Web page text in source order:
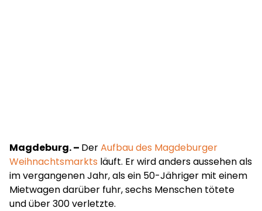
Magdeburg. – DerAufbau des Magdeburger
Weihnachtsmarkts läuft. Er wird anders aussehen als
im vergangenen Jahr, als ein 50-Jähriger mit einem
Mietwagen darüber fuhr, sechs Menschen tötete
und über 300 verletzte.